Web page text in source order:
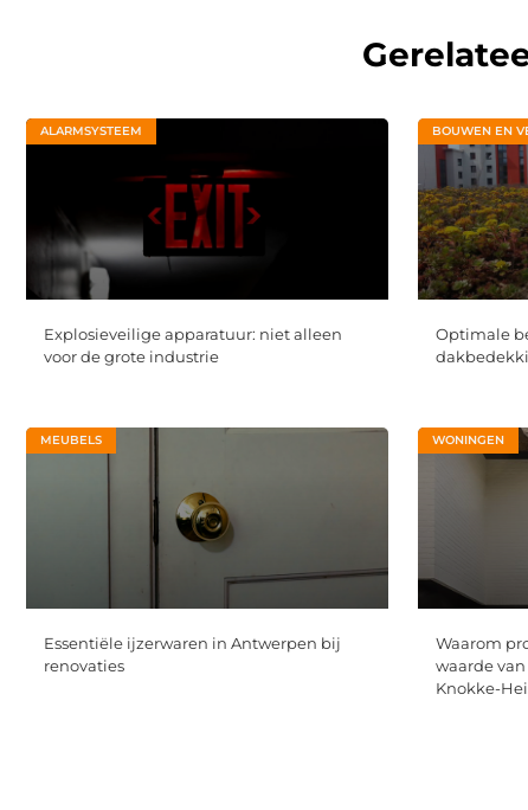
ALARMSYSTEEM
Explosieveilige apparatuur: niet alleen
voor de grote industrie
BOUWEN EN
Optimale
MEUBELS
Essentiële ijzerwaren in Antwerpen bij
renovaties
WONINGEN
Waarom
waarde
Knokke-